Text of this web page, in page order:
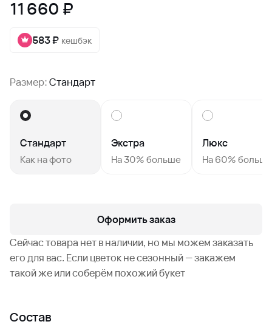
11 660 ₽
583 ₽ кешбэк
Размер:Стандарт
Стандарт
Как на фото
Экстра
На 30% больше
Люкс
На 60% больше
Оформить заказ
Сейчас товара нет в наличии, но мы можем заказать
его для вас. Если цветок не сезонный — закажем
такой же или соберём похожий букет
Состав